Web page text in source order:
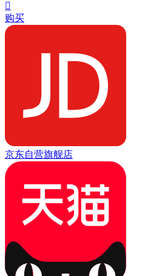

购买
京东自营旗舰店